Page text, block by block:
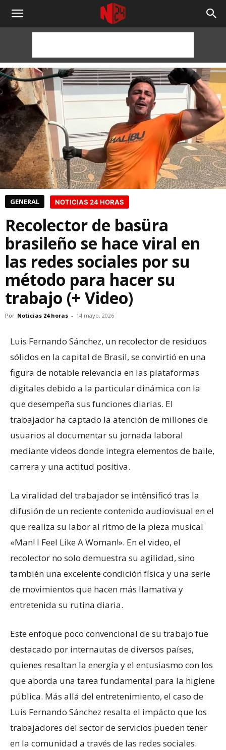
NOTICIAS
HORAS
GENERAL NOTICIAS 24 HORAS
Recolector de basüra
brasileño se hace viral en
las redes sociales por su
método para hacer su
trabajo (+ Video)
Por Noticias 24 horas - 14 mayo, 2026
Luis Fernando Sánchez, un recolector de residuos
sólidos en la capital de Brasil, se convirtió en una
figura de notable relevancia en las plataformas
digitales debido a la particular dinámica con la
que desempeña sus funciones diarias. El
trabajador ha captado la atención de millones de
usuarios al documentar su jornada laboral
mediante videos donde integra elementos de baile,
carrera y una actitud positiva.
La viralidad del trabajador se intênsificó tras la
difusión de un reciente contenido audiovisual en el
que realiza su labor al ritmo de la pieza musical
«Man! I Feel Like A Woman!». En el video, el
recolector no solo demuestra su agilidad, sino
también una excelente condición física y una serie
de movimientos que hacen más llamativa y
entretenida su rutina diaria.
Este enfoque poco convencional de su trabajo fue
destacado por internautas de diversos países,
quienes resaltan la energía y el entusiasmo con los
que aborda una tarea fundamental para la higiene
pública. Más allá del entretenimiento, el caso de
Luis Fernando Sánchez resalta el impäcto que los
trabajadores del sector de servicios pueden tener
en la comunidad a través de las redes sociales.